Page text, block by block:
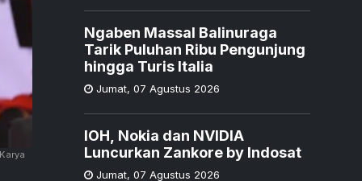
Ngaben Massal Balinuraga
Tarik Puluhan Ribu Pengunjung
hingga Turis Italia
Jumat, 07 Agustus 2026
IOH, Nokia dan NVIDIA
Luncurkan Zankore by Indosat
Jumat, 07 Agustus 2026